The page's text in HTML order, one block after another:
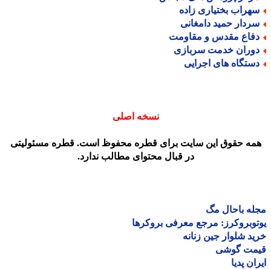
بختیاری زاده
حمید دامغانی
مقدس و مقاومت
خدمت سربازی
های اجرایی
نسخه اصلی
حقوق این سایت برای قطره محفوظ است. قطره مسئولیتی
در قبال محتوای مطالب ندارد.
باحال مگ
مرجع معرفی بروکرها
شلوار جین زنانه
گوشی
پدیا